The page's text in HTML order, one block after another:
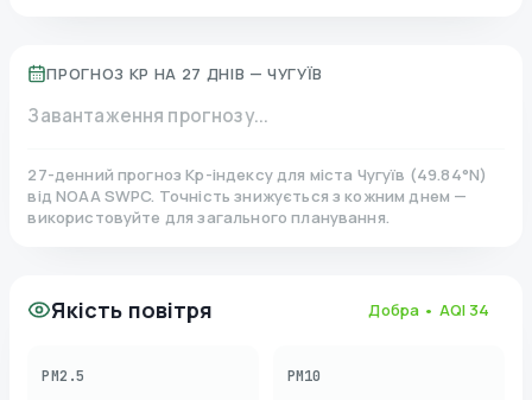
ПРОГНОЗ KP НА 27 ДНІВ — ЧУГУЇВ
Завантаження прогнозу...
27-денний прогноз Kp-індексу для міста Чугуїв (49.84°N)
від NOAA SWPC. Точність знижується з кожним днем —
використовуйте для загального планування.
Якість повітря Добра • AQI 34
PM2.5 PM10